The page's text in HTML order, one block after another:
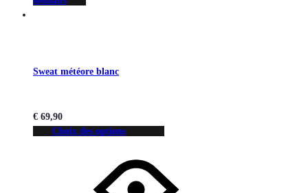
Sweat météore blanc
€ 69,90
Choix des options